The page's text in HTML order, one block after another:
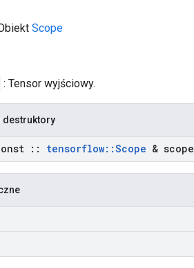
Scope
: Tensor wyjściowy.
destruktory
:: tensorflow::Scope & scope